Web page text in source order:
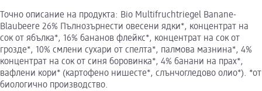
Точно описание на продукта: Bio Multifruchtriegel Banane-
Blaubeere 26% Пълнозърнести овесени ядки*, концентрат на
сок от ябълка*, 16% бананов флейкс*, концентрат на сок от
грозде*, 10% смлени сухари от спелта*, палмова мазнина*, 4%
концентрат на сок от синя боровинка*, 4% банани на прах*,
вафлени кори* (картофено нишесте*, слънчогледово олио*). *от
биологично производство.